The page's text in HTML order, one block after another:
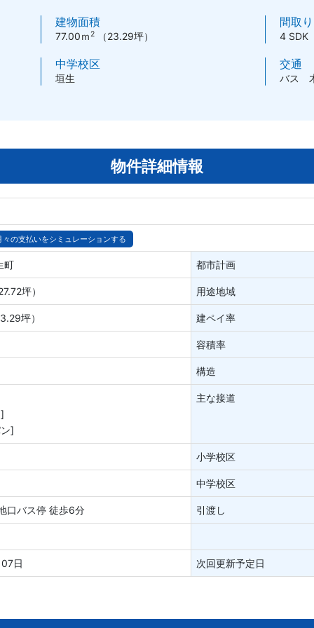
建物面積
77.00ｍ2 （23.29坪）
間取り
4 SDK
中学校区
垣生
交通
バス
物件詳細情報
々の支払いをシミュレーションする
町 都市計画
坪） 用途地域
坪） 建ペイ率
容積率
構造
]
主な接道
小学校区
中学校区
口バス停 徒歩6分 引渡し
日 次回更新予定日